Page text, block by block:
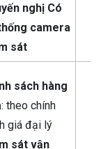
nghị Có
camera
sát
sách hàng
: theo chính
giá đại lý
sát vận